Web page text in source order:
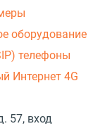
оборудование
телефоны
Интернет 4G
57, вход